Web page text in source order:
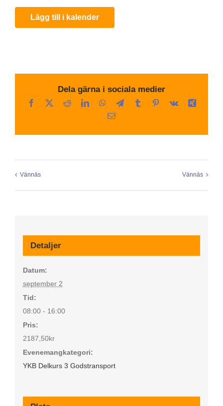
Lägg till i kalender
Dela gärna i sociala medier
Facebook
X RedditLinkedInWhatsApp
TelegramTumblrPinterest
Vk
Xing
E-
Vännäs Vännäs
Detaljer
Datum:
september 2
Tid:
08:00 - 16:00
Pris:
2187,50kr
Evenemangkategori:
YKB Delkurs 3 Godstransport